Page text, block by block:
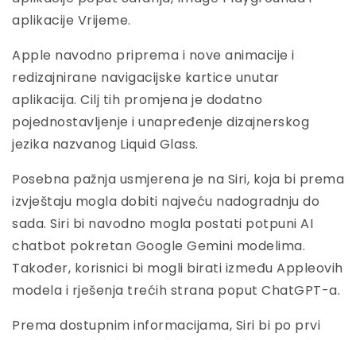
aplikacije Vrijeme.
Apple navodno priprema i nove animacije i
redizajnirane navigacijske kartice unutar
aplikacija. Cilj tih promjena je dodatno
pojednostavljenje i unapređenje dizajnerskog
jezika nazvanog Liquid Glass.
Posebna pažnja usmjerena je na Siri, koja bi prema
izvještaju mogla dobiti najveću nadogradnju do
sada. Siri bi navodno mogla postati potpuni AI
chatbot pokretan Google Gemini modelima.
Također, korisnici bi mogli birati između Appleovih
modela i rješenja trećih strana poput ChatGPT-a.
Prema dostupnim informacijama, Siri bi po prvi